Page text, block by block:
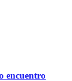
encuentro